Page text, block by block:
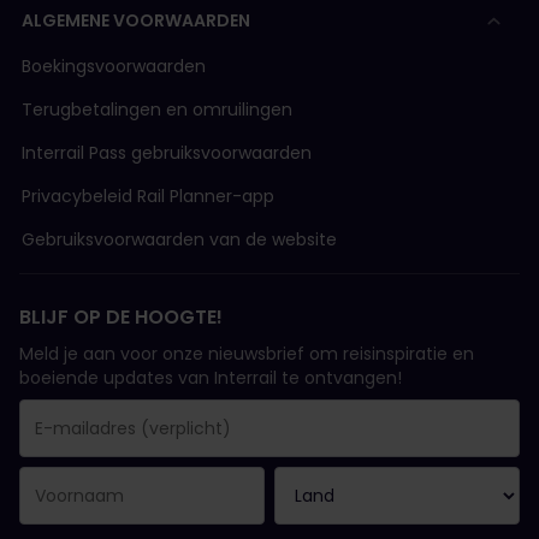
ALGEMENE VOORWAARDEN
Boekingsvoorwaarden
Terugbetalingen en omruilingen
Interrail Pass gebruiksvoorwaarden
Privacybeleid Rail Planner-app
Gebruiksvoorwaarden van de website
BLIJF OP DE HOOGTE!
Meld je aan voor onze nieuwsbrief om reisinspiratie en
boeiende updates van Interrail te ontvangen!